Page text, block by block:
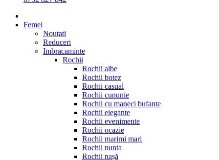
Femei
Noutati
Reduceri
Imbracaminte
Rochii
Rochii albe
Rochii botez
Rochii casual
Rochii cununie
Rochii cu maneci bufante
Rochii elegante
Rochii evenimente
Rochii ocazie
Rochii marimi mari
Rochii nunta
Rochii nașă